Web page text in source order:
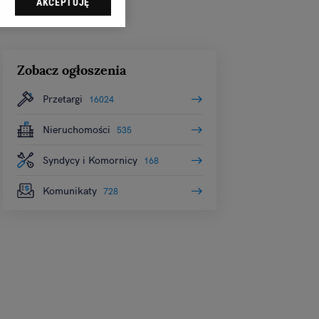
Zobacz ogłoszenia
Przetargi 16024
Nieruchomości 535
Syndycy i Komornicy 168
Komunikaty 728
do sekcji
identyfikacji.
pomiar reklam i